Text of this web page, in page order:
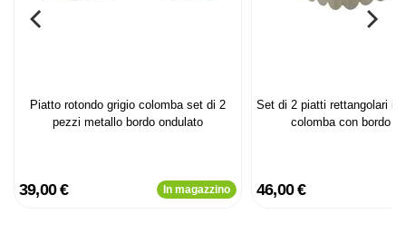
Piatto rotondo grigio colomba set di 2
pezzi metallo bordo ondulato
39,00 € In magazzino
Set di 2 piatti rettangolari in
colomba con bordo
46,00 €